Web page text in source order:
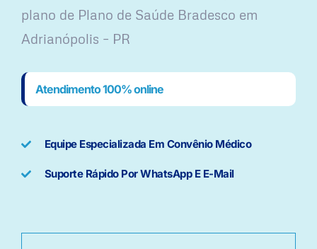
plano ​de Plano de Saúde Bradesco em
Adrianópolis – PR
Atendimento 100% online
Equipe Especializada Em Convênio Médico
Suporte Rápido Por WhatsApp E E-Mail